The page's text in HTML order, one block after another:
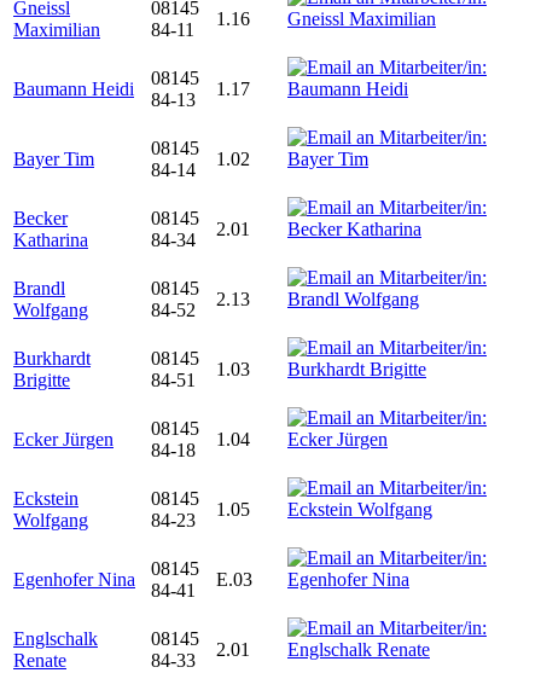
Gneissl
Maximilian
08145
84-11
1.16
Baumann Heidi
08145
84-13
1.17
Bayer Tim
08145
84-14
1.02
Becker
Katharina
08145
84-34
2.01
Brandl
Wolfgang
08145
84-52
2.13
Burkhardt
Brigitte
08145
84-51
1.03
Ecker Jürgen
08145
84-18
1.04
Eckstein
Wolfgang
08145
84-23
1.05
Egenhofer Nina
08145
84-41
E.03
Englschalk
Renate
08145
84-33
2.01